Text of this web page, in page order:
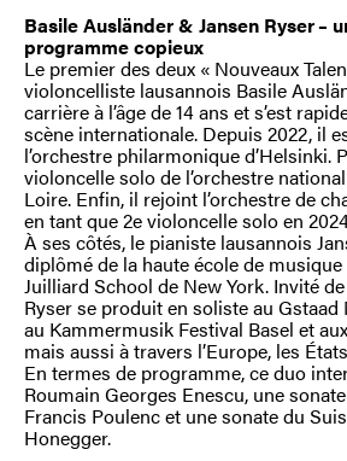
Basile Ausländer & Jansen Ryser –
programme copieux
Le premier des deux « Nouveaux
violoncelliste lausannois Basile
carrière à l’âge de 14 ans et s’est
scène internationale. Depuis 2022, il
l’orchestre philarmonique d’Helsinki.
violoncelle solo de l’orchestre
Loire. Enfin, il rejoint l’orchestre de
en tant que 2e violoncelle solo en
À ses côtés, le pianiste lausannois
diplômé de la haute école de musique
Juilliard School de New York. Invité
Ryser se produit en soliste au
au Kammermusik Festival Basel et
mais aussi à travers l’Europe, les
En termes de programme, ce duo
Roumain Georges Enescu, une
Francis Poulenc et une sonate du
Honegger.